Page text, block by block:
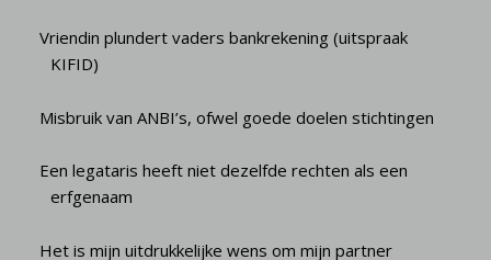
Vriendin plundert vaders bankrekening (uitspraak
KIFID)
Misbruik van ANBI’s, ofwel goede doelen stichtingen
Een legataris heeft niet dezelfde rechten als een
erfgenaam
Het is mijn uitdrukkelijke wens om mijn partner